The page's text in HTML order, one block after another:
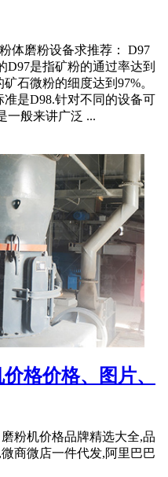
体磨粉设备求推荐： D97
D97是指矿粉的通过率达到
石微粉的细度达到97%。
准是D98.针对不同的设备可
一般来讲广泛 ...
格价格、图片、
粉机价格品牌精选大全,品
商微店一件代发,阿里巴巴